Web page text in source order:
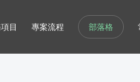
部落格